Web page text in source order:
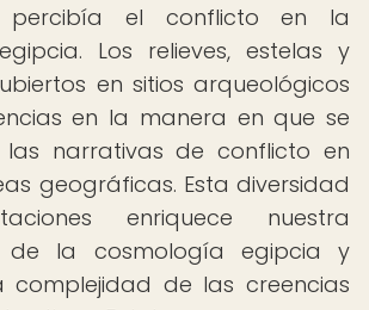
el conflicto en la
Los relieves, estelas y
en sitios arqueológicos
en la manera en que se
las narrativas de conflicto en
geográficas. Esta diversidad
enriquece nuestra
de la cosmología egipcia y
complejidad de las creencias